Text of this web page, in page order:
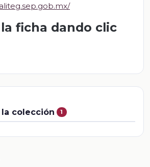
ficha dando clic
la colección 1